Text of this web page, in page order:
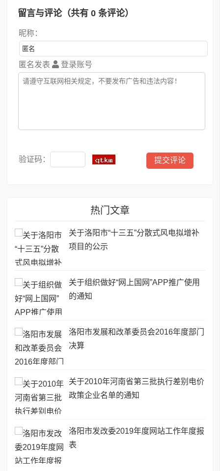
留言与评论（共有 0 条评论）
昵称：
匿名发表 登录账号
验证码：
热门文章
关于洛阳市“十三五”分散式风电拟增补
项目的公示
关于组织做好“网上国网”APP推广使用
的通知
洛阳市发展和改革委员会2016年度部门
决算
关于2010年河南省第三批执行差别电价
政策企业名单的通知
洛阳市发改委2019年度网站工作年度报
表